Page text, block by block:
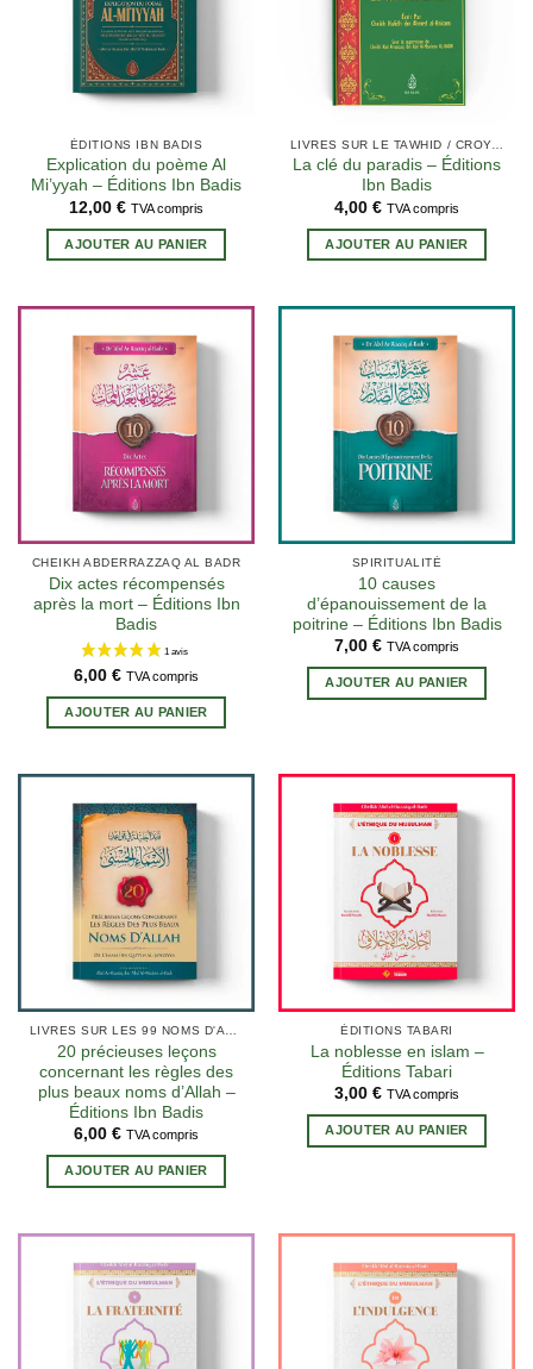
ÉDITIONS IBN BADIS
Explication du poème Al
Mi’yyah – Éditions Ibn Badis
12,00 € TVA compris
AJOUTER AU PANIER
LIVRES SUR LE TAWHID / CROYANCE (AQIDA)
La clé du paradis – Éditions
Ibn Badis
4,00 € TVA compris
AJOUTER AU PANIER
CHEIKH ABDERRAZZAQ AL BADR
Dix actes récompensés
après la mort – Éditions Ibn
Badis
6,00 € TVA compris
AJOUTER AU PANIER
SPIRITUALITÉ
10 causes
d’épanouissement de la
poitrine – Éditions Ibn Badis
7,00 € TVA compris
AJOUTER AU PANIER
LIVRES SUR LES 99 NOMS D'ALLAH
20 précieuses leçons
concernant les règles des
plus beaux noms d’Allah –
Éditions Ibn Badis
6,00 € TVA compris
AJOUTER AU PANIER
ÉDITIONS TABARI
La noblesse en islam –
Éditions Tabari
3,00 € TVA compris
AJOUTER AU PANIER